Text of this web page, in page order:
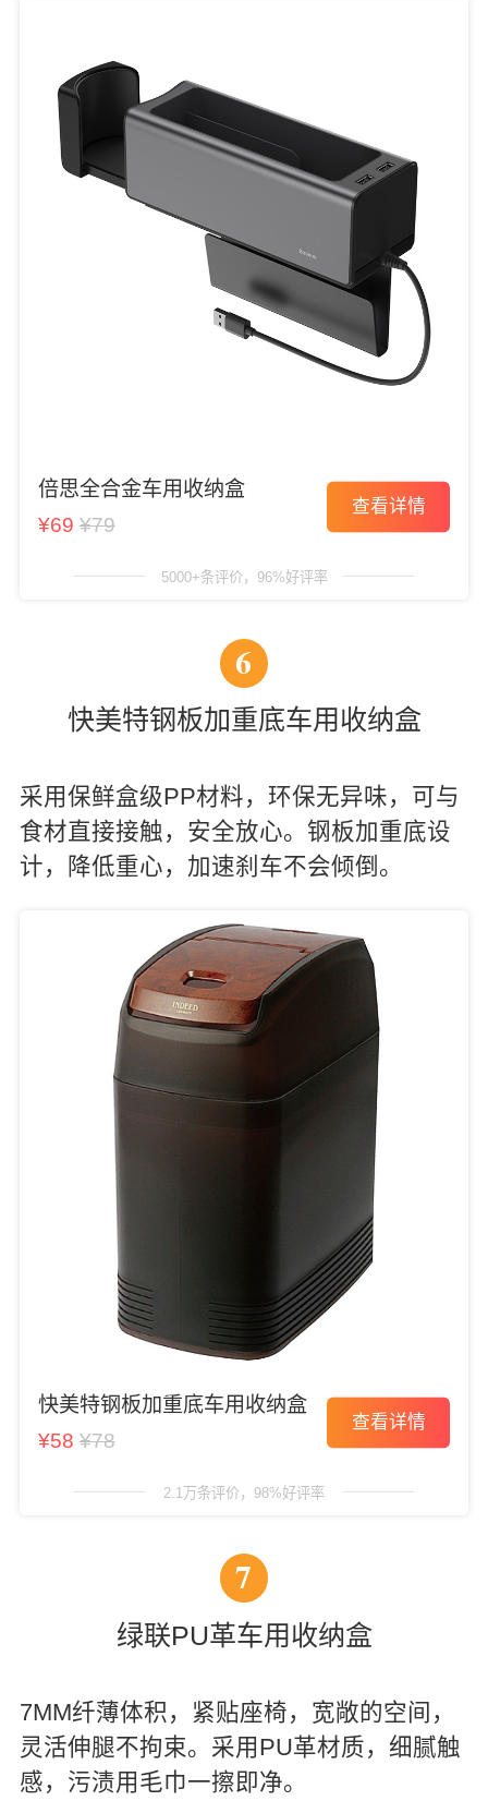
倍思全合金车用收纳盒
¥69 ¥79
查看详情
5000+条评价，96%好评率
6
快美特钢板加重底车用收纳盒
采用保鲜盒级PP材料，环保无异味，可与
食材直接接触，安全放心。钢板加重底设
计，降低重心，加速刹车不会倾倒。
快美特钢板加重底车用收纳盒
¥58 ¥78
查看详情
2.1万条评价，98%好评率
7
绿联PU革车用收纳盒
7MM纤薄体积，紧贴座椅，宽敞的空间，
灵活伸腿不拘束。采用PU革材质，细腻触
感，污渍用毛巾一擦即净。